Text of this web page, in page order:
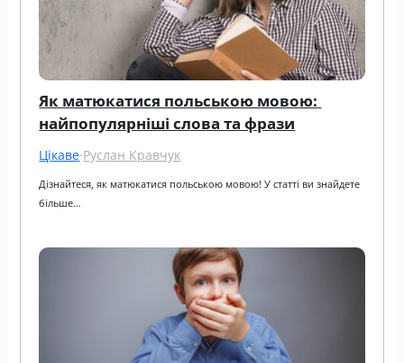
Як матюкатися польською мовою:
найпопулярніші слова та фрази
Цікаве·Руслан Кравчук
Дізнайтеся, як матюкатися польською мовою! У статті ви знайдете
більше…